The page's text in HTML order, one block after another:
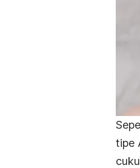
tipe